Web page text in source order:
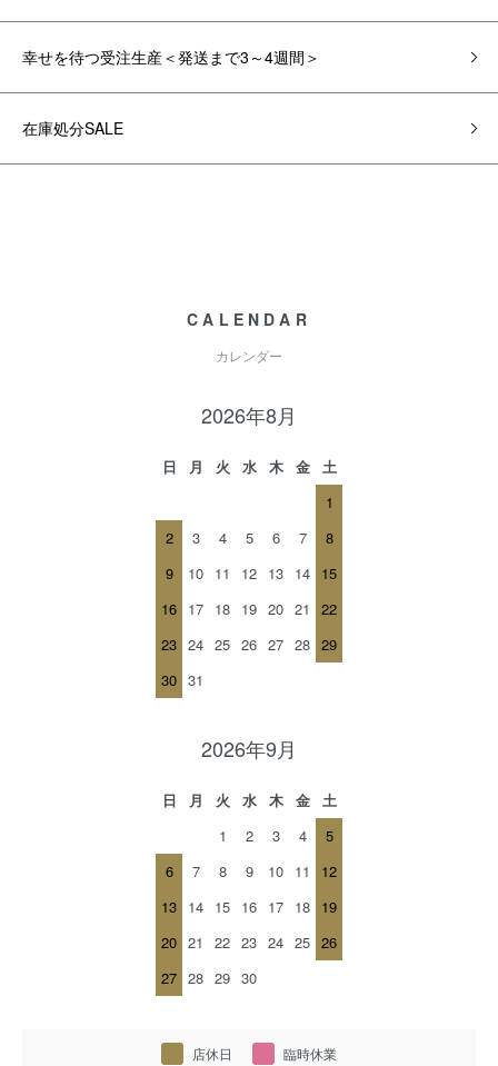
幸せを待つ受注生産＜発送まで3～4週間＞
在庫処分SALE
CALENDAR
カレンダー
2026年8月
日 月 火 水 木 金
土
1
2
3 4 5 6 7
8
9
10 11 12 13 14 15
16 17 18 19 20 21
22
23 24 25 26 27 28 29
30 31
2026年9月
日 月 火 水 木 金
土
1
2 3 4
5
6
7 8 9 10 11
12
13 14 15 16 17 18 19
20 21 22 23 24 25 26
27 28 29 30
店休日
臨時休業